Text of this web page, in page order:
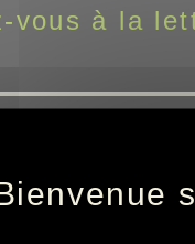
vous à la